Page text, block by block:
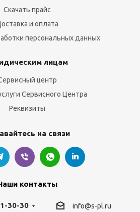
Скачать прайс
и оплата
персональных данных
лицам
центр
Сервисного Центра
Реквизиты
на связи
контакты
30-30 info@s-pl.ru